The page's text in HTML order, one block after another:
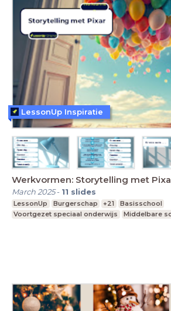
Werkvormen: Storytelling met
March 2025- 11 slides
LessonUp Burgerschap +21
Basisschool
Voortgezet speciaal onderwijs
Middelbare
LessonUp Inspiratie